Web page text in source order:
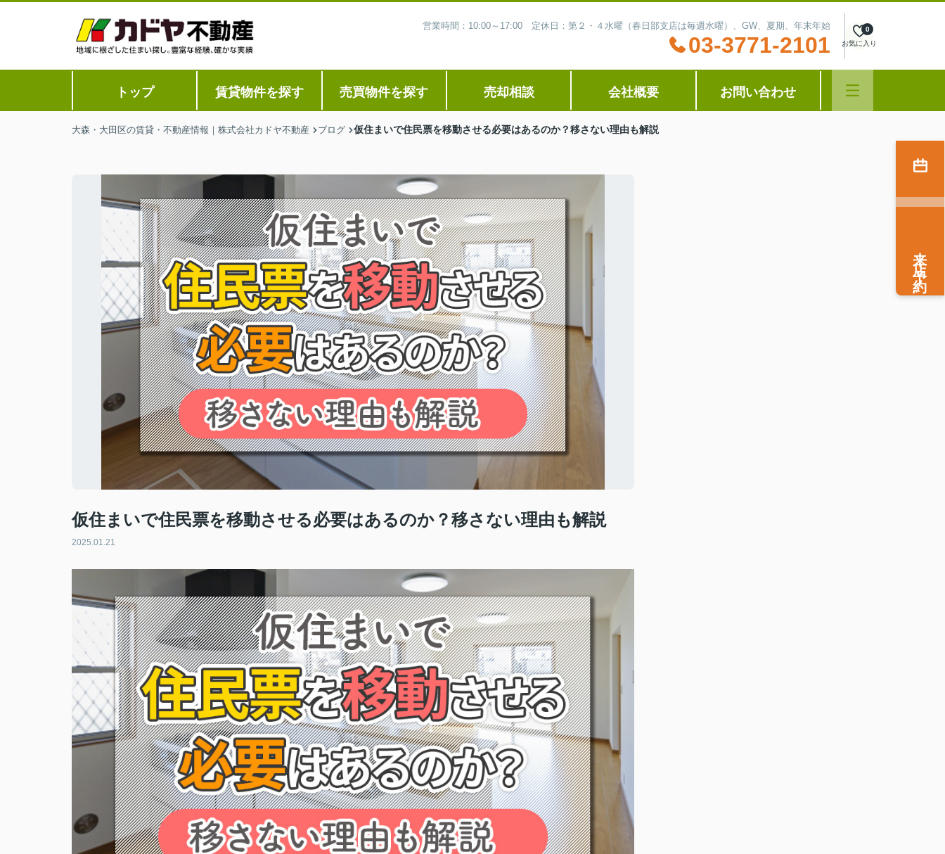
営業時間：10:00～17:00 定休日：第２・４水曜（春日部支店は毎週水曜）、GW、夏期、年末年始
03-3771-2101 お気に入り
0
トップ 賃貸物件を探す 売買物件を探す 売却相談 会社概要 お問い合わせ
大森・大田区の賃貸・不動産情報｜株式会社カドヤ不動産 ブログ 仮住まいで住民票を移動させる必要はあるのか？移さない理由も解説
仮住まいで住民票を移動させる必要はあるのか？移さない理由も解説
2025.01.21
来店予約